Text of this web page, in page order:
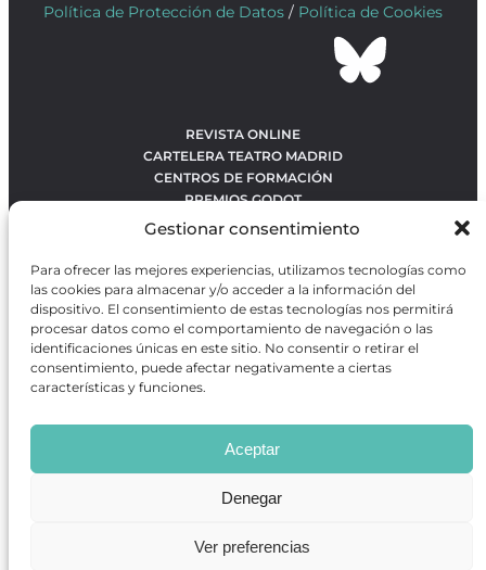
Gestionar consentimiento
Para ofrecer las mejores experiencias, utilizamos tecnologías como
las cookies para almacenar y/o acceder a la información del
dispositivo. El consentimiento de estas tecnologías nos permitirá
procesar datos como el comportamiento de navegación o las
identificaciones únicas en este sitio. No consentir o retirar el
consentimiento, puede afectar negativamente a ciertas
características y funciones.
Aceptar
Denegar
Ver preferencias
Política de Protección de Datos / Política de Cookies
REVISTA ONLINE
CARTELERA TEATRO MADRID
CENTROS DE FORMACIÓN
PREMIOS GODOT
CONTACTO
OBRAS MÁS VOTADAS
RANKING MEJORES OBRAS
BÚSQUEDA AVANZADA DE OBRAS
en información sobre artes escénicas de Madrid, gratuita y
que se distribuye en espacios escénicos, además de otros
puntos de interés turístico y de ocio de la capital.